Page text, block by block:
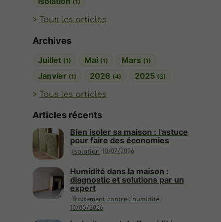
(1)
Tous les articles
Archives
Juillet (1) Mai (1) Mars (1)
Janvier (1) 2026 (4) 2025 (3)
Tous les articles
Articles récents
Isolation 10/07/2026
Bien isoler sa maison : l'astuce
pour faire des économies
Traitement contre l'humidité
10/05/2026
Humidité dans la maison :
diagnostic et solutions par un
expert